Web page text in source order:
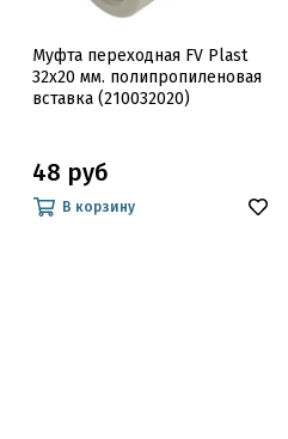
Муфта переходная FV Plast
32х20 мм. полипропиленовая
вставка (210032020)
48 руб
В корзину